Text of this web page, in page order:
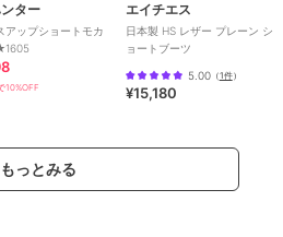
ター
ップショートモカ
10%OFF
エイチエス
日本製 HS レザー プレーン シ
ョートブーツ
5.00（1件）
¥15,180
もっとみる